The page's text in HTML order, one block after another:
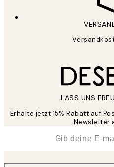
LASS UNS
Erhalte jetzt 15% Rabatt auf
Newsletter